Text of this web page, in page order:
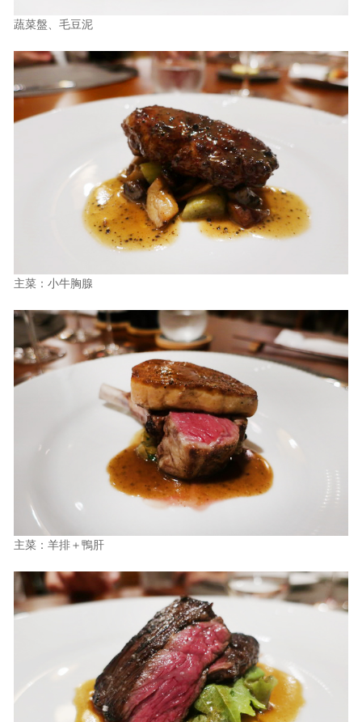
蔬菜盤、毛豆泥
主菜：小牛胸腺
主菜：羊排＋鴨肝